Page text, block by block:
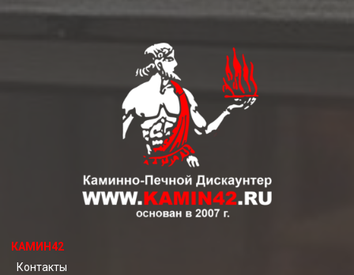
КАМИН42
Контакты